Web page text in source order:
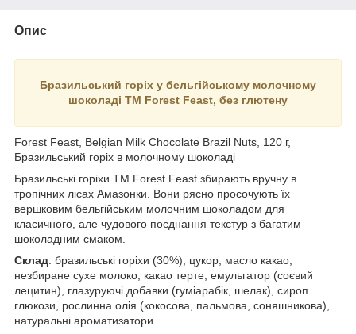
Опис
Бразильський горіх у бельгійському молочному
шоколаді TM Forest Feast, без глютену
Forest Feast, Belgian Milk Chocolate Brazil Nuts, 120 г,
Бразильський горіх в молочному шоколаді
Бразильські горіхи ТМ Forest Feast збирають вручну в
тропічних лісах Амазонки. Вони рясно просочують їх
вершковим бельгійським молочним шоколадом для
класичного, але чудового поєднання текстур з багатим
шоколадним смаком.
Склад: бразильські горіхи (30%), цукор, масло какао,
незбиране сухе молоко, какао терте, емульгатор (соєвий
лецитин), глазуруючі добавки (гуміарабік, шелак), сироп
глюкози, рослинна олія (кокосова, пальмова, соняшникова),
натуральні ароматизатори.